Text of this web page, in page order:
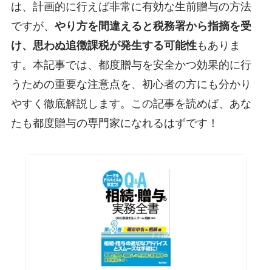
は、計画的に行えば非常に有効な生前贈与の方法
ですが、 やり方を間違えると税務署から指摘を受
け、思わぬ追徴課税が発生する可能性もありま
す。本記事では、都度贈与を安全かつ効果的に行
うための重要な注意点を、初心者の方にも分かり
やすく徹底解説します。この記事を読めば、あな
たも都度贈与の専門家になれるはずです！